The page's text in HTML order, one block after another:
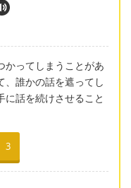
かってしまうことがあ
、誰かの話を遮ってし
に話を続けさせること
3